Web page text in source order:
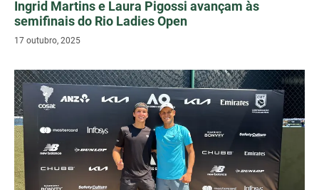
Ingrid Martins e Laura Pigossi avançam às
semifinais do Rio Ladies Open
17 outubro, 2025